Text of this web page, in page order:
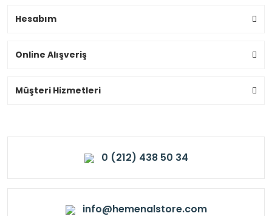
Hesabım
Online Alışveriş
Müşteri Hizmetleri
0 (212) 438 50 34
info@hemenalstore.com